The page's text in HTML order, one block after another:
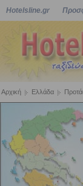
Hotelsline.gr
Αρχική Ελλάδα